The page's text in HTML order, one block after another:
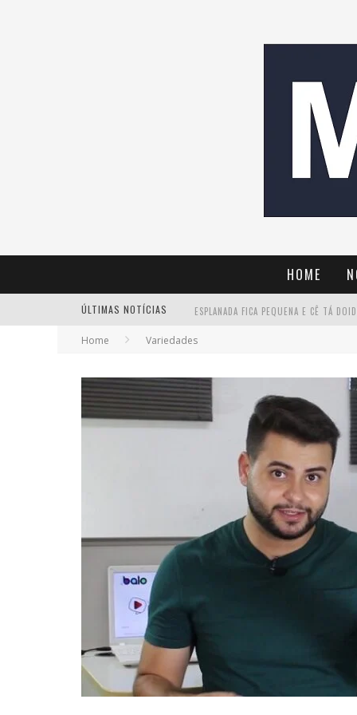
HOME
ÚLTIMAS NOTÍCIAS
Home Variedades